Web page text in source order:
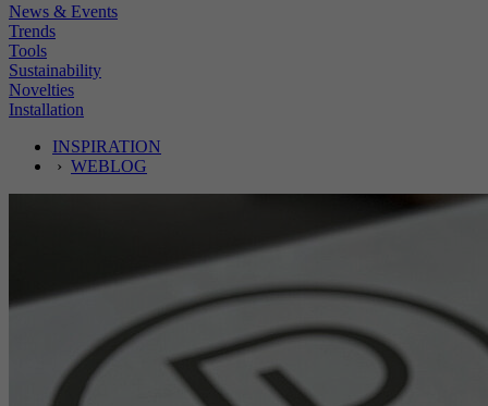
News & Events
Trends
Tools
Sustainability
Novelties
Installation
INSPIRATION
› WEBLOG